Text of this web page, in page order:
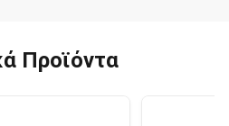
Προϊόντα